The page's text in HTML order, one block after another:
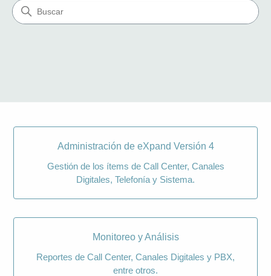
Búsqueda
Administración de eXpand Versión 4
Gestión de los ítems de Call Center, Canales
Digitales, Telefonía y Sistema.
Monitoreo y Análisis
Reportes de Call Center, Canales Digitales y PBX,
entre otros.